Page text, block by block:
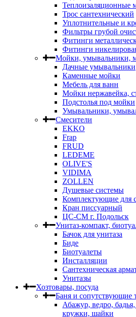
Теплоизаляционные
Трос сантехнический
Уплотнительные и
Фильтры грубой
Фитинги
Фитинги
Мойки, умывальники,
Дачные умывальники
Каменные мойки
Мебель для ванн
Мойки нержавейка,
Подстолья под мойки
Умывальники,
Смесители
EKKO
Frap
FRUD
LEDEME
OLIVE'S
VIDIMA
ZOLLEN
Душевые системы
Комплектующие для
Кран писсуарный
ЦС-СМ г. Подольск
Унитаз-компакт,
Бачок для унитаза
Биде
Биотуалеты
Инсталляции
Сантехническая
Унитазы
Хозтовары, посуда
Баня и сопутствующие
Абажур, ведро,
кружки, шайки